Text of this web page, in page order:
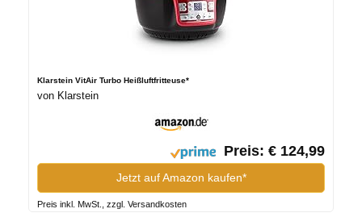
Klarstein VitAir Turbo Heißluftfritteuse*
von Klarstein
Preis: € 124,99
Jetzt auf Amazon kaufen*
Preis inkl. MwSt., zzgl. Versandkosten